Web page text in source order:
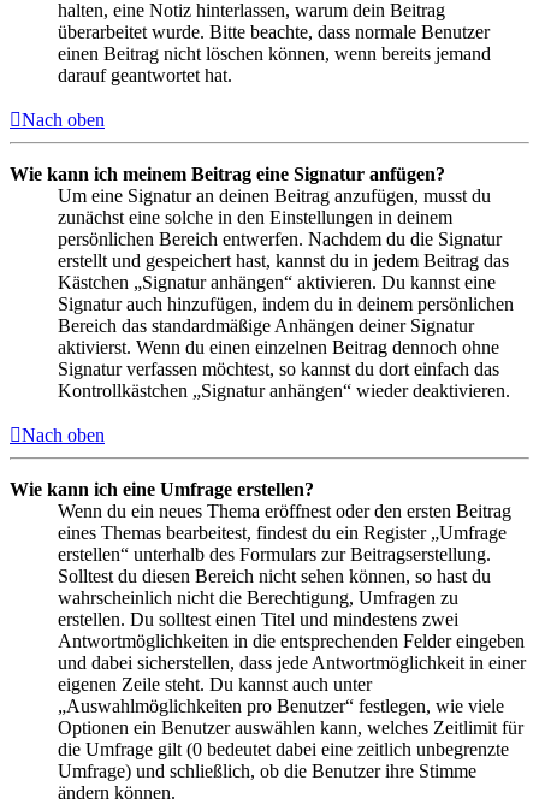
halten, eine Notiz hinterlassen, warum dein Beitrag
überarbeitet wurde. Bitte beachte, dass normale Benutzer
einen Beitrag nicht löschen können, wenn bereits jemand
darauf geantwortet hat.
Nach oben
Wie kann ich meinem Beitrag eine Signatur anfügen?
Um eine Signatur an deinen Beitrag anzufügen, musst du
zunächst eine solche in den Einstellungen in deinem
persönlichen Bereich entwerfen. Nachdem du die Signatur
erstellt und gespeichert hast, kannst du in jedem Beitrag das
Kästchen „Signatur anhängen“ aktivieren. Du kannst eine
Signatur auch hinzufügen, indem du in deinem persönlichen
Bereich das standardmäßige Anhängen deiner Signatur
aktivierst. Wenn du einen einzelnen Beitrag dennoch ohne
Signatur verfassen möchtest, so kannst du dort einfach das
Kontrollkästchen „Signatur anhängen“ wieder deaktivieren.
Nach oben
Wie kann ich eine Umfrage erstellen?
Wenn du ein neues Thema eröffnest oder den ersten Beitrag
eines Themas bearbeitest, findest du ein Register „Umfrage
erstellen“ unterhalb des Formulars zur Beitragserstellung.
Solltest du diesen Bereich nicht sehen können, so hast du
wahrscheinlich nicht die Berechtigung, Umfragen zu
erstellen. Du solltest einen Titel und mindestens zwei
Antwortmöglichkeiten in die entsprechenden Felder eingeben
und dabei sicherstellen, dass jede Antwortmöglichkeit in einer
eigenen Zeile steht. Du kannst auch unter
„Auswahlmöglichkeiten pro Benutzer“ festlegen, wie viele
Optionen ein Benutzer auswählen kann, welches Zeitlimit für
die Umfrage gilt (0 bedeutet dabei eine zeitlich unbegrenzte
Umfrage) und schließlich, ob die Benutzer ihre Stimme
ändern können.